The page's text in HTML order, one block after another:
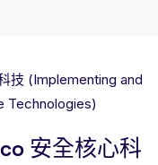
安全核心科